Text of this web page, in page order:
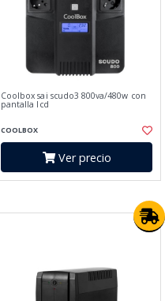
Coolbox sai scudo3 800va/480w con
pantalla lcd
COOLBOX
Ver precio